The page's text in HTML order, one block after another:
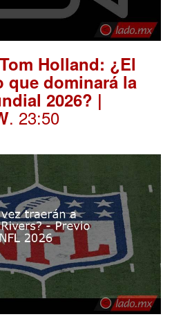
Holland: ¿El
que dominará la
2026? |
. 23:50